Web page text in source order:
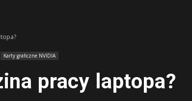
Karty graficzne NVIDIA
pracy laptopa?